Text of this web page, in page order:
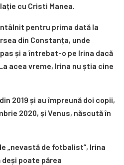
cu Cristi Manea.
pentru prima dată la
din Constanța, unde
și a întrebat-o pe Irina dacă
acea vreme, Irina nu știa cine
2019 și au împreună doi copii,
2020, și Venus, născută în
„nevastă de fotbalist”, Irina
poate părea